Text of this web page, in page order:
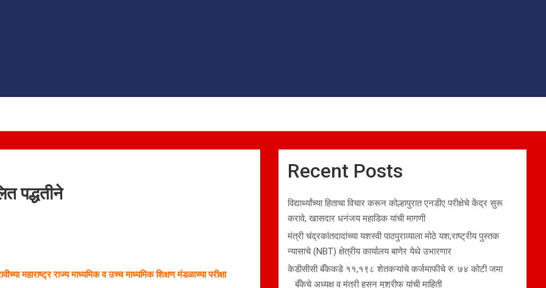
पद्धतीने
महाराष्ट्र राज्य माध्यमिक व उच्च माध्यमिक शिक्षण मंडळाच्या परीक्षा
Recent Posts
विद्यार्थ्यांच्या हिताचा विचार करून कोल्हापुरात एनडीए परीक्षेचे केंद्र सुरू
करावे, खासदार धनंजय महाडिक यांची मागणी
मंत्री चंद्रकांतदादांच्या यशस्वी पाठपुराव्याला मोठे यश;राष्ट्रीय पुस्तक
न्यासाचे (NBT) क्षेत्रीय कार्यालय बाणेर येथे उभारणार
केडीसीसी बँकेकडे ११,१९८ शेतकऱ्यांचे कर्जमाफीचे रु. ७४ कोटी जमा
बँकेचे अध्यक्ष व मंत्री हसन मुश्रीफ यांची माहिती